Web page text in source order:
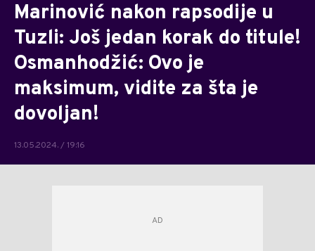
Marinović nakon rapsodije u
Tuzli: Još jedan korak do titule!
Osmanhodžić: Ovo je
maksimum, vidite za šta je
dovoljan!
13.05.2024. / 19:16